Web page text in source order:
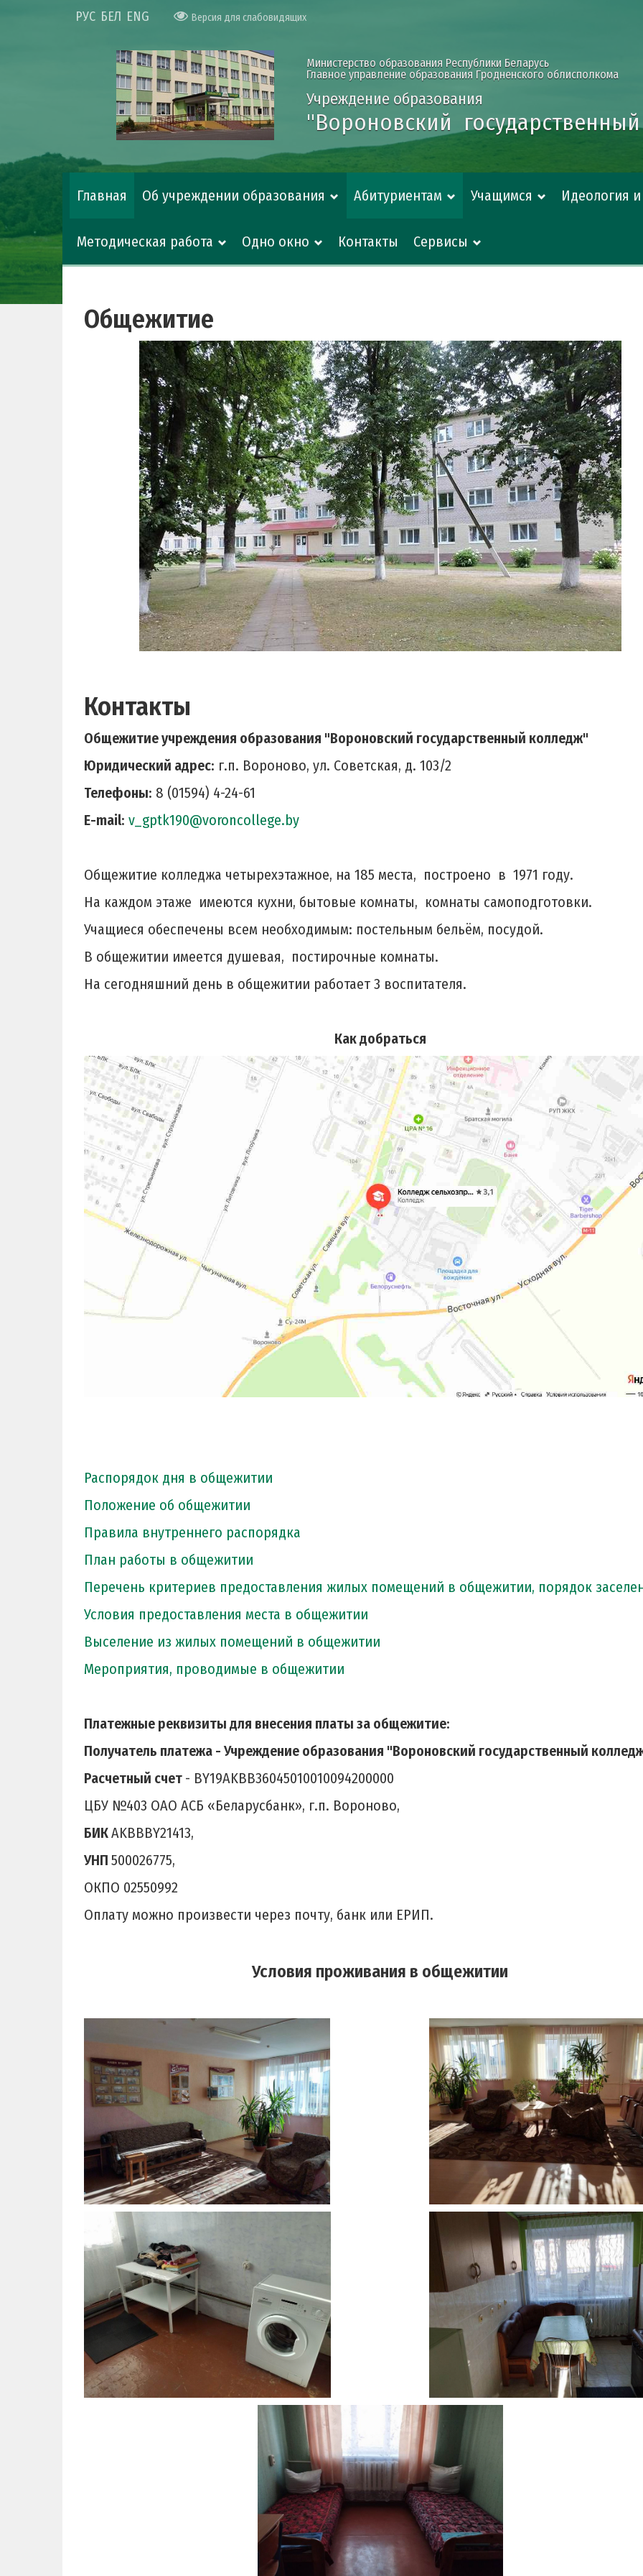
РУС БЕЛ ENG Версия для слабовидящих
Министерство образования Республики Беларусь
Главное управление образования Гродненского облисполкома
Учреждение образования
"Вороновский
Главная Об учреждении образования Абитуриентам Учащимся Идеология
Методическая работа Одно окно Контакты Сервисы
Общежитие
Контакты
Общежитие учреждения образования "Вороновский государственный колледж"
Юридический адрес: г.п. Вороново, ул. Советская, д. 103/2
Телефоны: 8 (01594) 4-24-61
E-mail: v_gptk190@voroncollege.by
Общежитие колледжа четырехэтажное, на 185 места, построено в 1971 году.
На каждом этаже имеются кухни, бытовые комнаты, комнаты самоподготовки.
Учащиеся обеспечены всем необходимым: постельным бельём, посудой.
В общежитии имеется душевая, постирочные комнаты.
На сегодняшний день в общежитии работает 3 воспитателя.
Как добраться
Распорядок дня в общежитии
Положение об общежитии
Правила внутреннего распорядка
План работы в общежитии
Перечень критериев предоставления жилых помещений в общежитии, порядок
Условия предоставления места в общежитии
Выселение из жилых помещений в общежитии
Мероприятия, проводимые в общежитии
Платежные реквизиты для внесения платы за общежитие:
Получатель платежа - Учреждение образования "Вороновский государственный
Расчетный счет - BY19AKBB36045010010094200000
ЦБУ №403 ОАО АСБ «Беларусбанк», г.п. Вороново,
БИКAKBBBY21413,
УНП 500026775,
ОКПО 02550992
Оплату можно произвести через почту, банк или ЕРИП.
Условия проживания в общежитии